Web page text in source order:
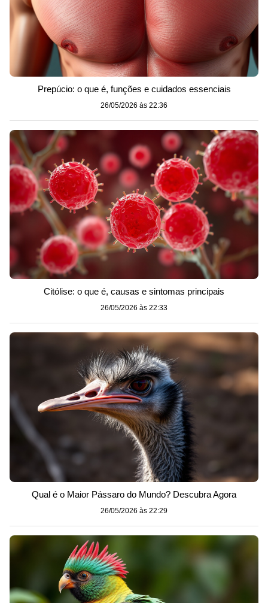
Prepúcio: o que é, funções e cuidados essenciais
26/05/2026 às 22:36
Citólise: o que é, causas e sintomas principais
26/05/2026 às 22:33
Qual é o Maior Pássaro do Mundo? Descubra Agora
26/05/2026 às 22:29